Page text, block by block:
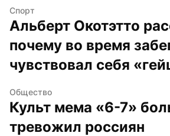
Спорт
Альберт Окотэтто
почему во время
чувствовал себя
Общество
Культ мема «6-7»
тревожил россиян